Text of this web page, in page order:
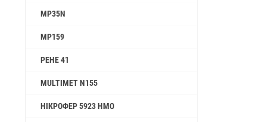
MP35N
MP159
РЕНЕ 41
MULTIMET N155
НІКРОФЕР 5923 HMO